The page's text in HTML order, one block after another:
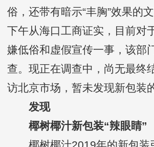
俗，还带有暗示“丰胸”效果的
下午从海口工商证实，目前对
嫌低俗和虚假宣传一事，该部
查。现正在调查中，尚无最终
访北京市场，暂未发现新包装
发现
椰树椰汁新包装“辣眼睛”
椰树椰汁2019年的新包装